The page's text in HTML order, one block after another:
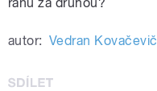
autor: Vedran Kovačevič